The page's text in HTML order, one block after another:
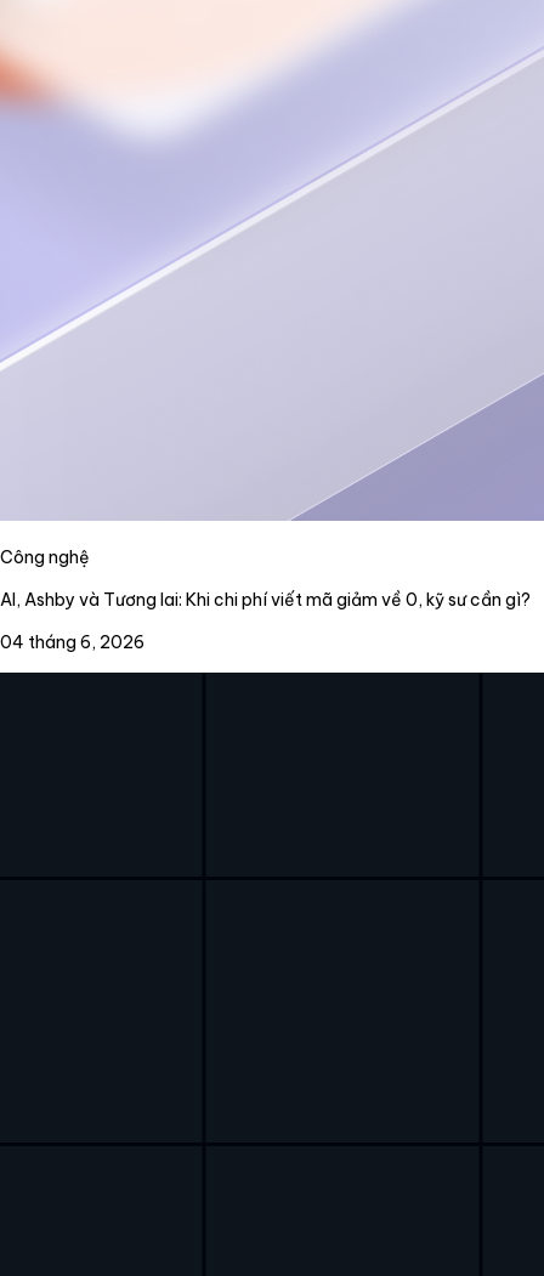
Công nghệ
AI, Ashby và Tương lai: Khi chi phí viết mã giảm về 0, kỹ sư cần gì?
04 tháng 6, 2026